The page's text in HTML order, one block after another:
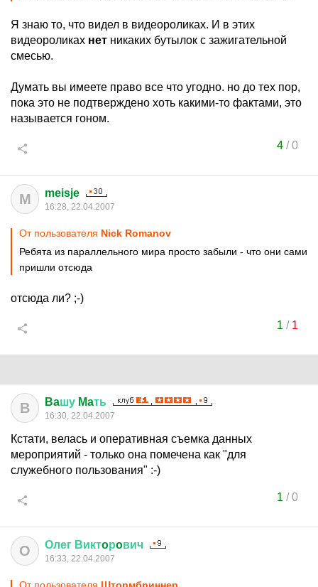
Я знаю то, что видел в видеороликах. И в этих
видеороликах нет никаких бутылок с зажигательной
смесью.
Думать вы имеете право все что угодно. но до тех пор,
пока это не подтверждено хоть какими-то фактами, это
называется гоном.
4/0
M meisje
16:28, 22.04.2007
От пользователя Nick Romanov
Ребята из параллельного мира просто забыли - что они сами
пришли отсюда
отсюда ли? ;-)
1 / 1
B Baшу Maть
16:30, 22.04.2007
Кстати, велась и оперативная съемка данных
мероприятий - только она помечена как "для
служебного пользования" :-)
1 /0
О Олег Виктoрoвич
16:33, 22.04.2007